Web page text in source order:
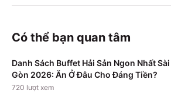
Có thể bạn quan tâm
Danh Sách Buffet Hải Sản Ngon Nhất Sài
Gòn 2026: Ăn Ở Đâu Cho Đáng Tiền?
720 lượt xem